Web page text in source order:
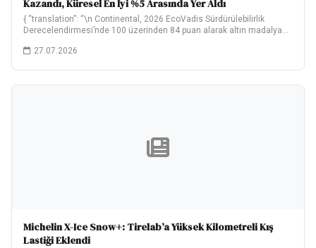
Kazandı, Küresel En İyi %5 Arasında Yer Aldı
{ “translation”: “\n Continental, 2026 EcoVadis Sürdürülebilirlik
Derecelendirmesi’nde 100 üzerinden 84 puan alarak altın madalya…
27.07.2026
Michelin X-Ice Snow+: Tirelab’a Yüksek Kilometreli Kış
Lastiği Eklendi